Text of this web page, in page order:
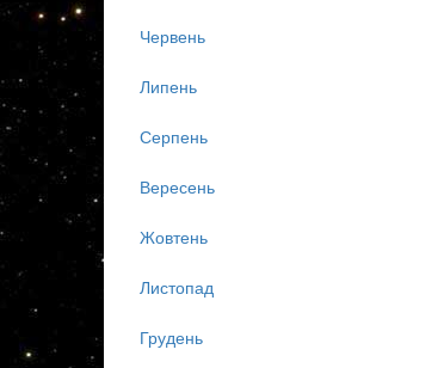
Червень
Липень
Серпень
Вересень
Жовтень
Листопад
Грудень